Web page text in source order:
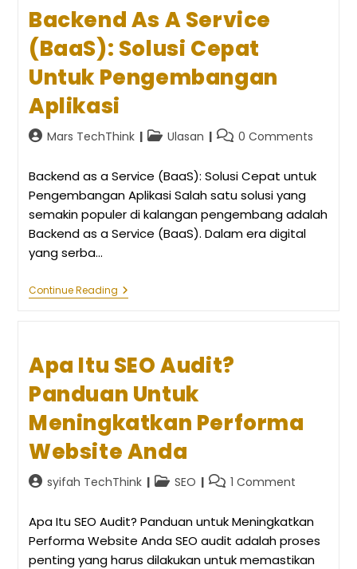
Yang
Harus
Untuk
Optimasi
Website
Backend As A Service
(BaaS): Solusi Cepat
Untuk Pengembangan
Aplikasi
PostMars TechThink
PostUlasan
Post0 Comments
Backend as a Service (BaaS): Solusi Cepat untuk
Pengembangan Aplikasi Salah satu solusi yang
semakin populer di kalangan pengembang adalah
Backend as a Service (BaaS). Dalam era digital
yang serba…
Continue ReadingBackend
As
Solusi
Cepat
Pengembangan
Aplikasi
Apa Itu SEO Audit?
Panduan Untuk
Meningkatkan Performa
Website Anda
Postsyifah TechThink
PostSEO
Post1 Comment
Apa Itu SEO Audit? Panduan untuk Meningkatkan
Performa Website Anda SEO audit adalah proses
penting yang harus dilakukan untuk memastikan